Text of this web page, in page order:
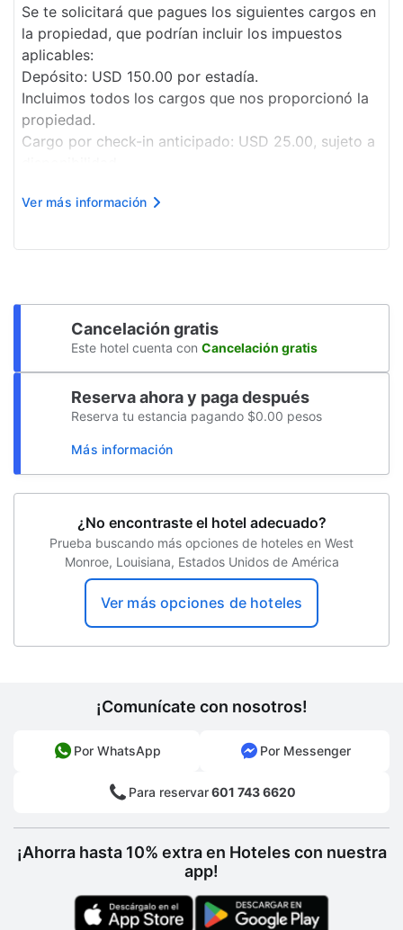
Programa de actividades diario
Propiedad libre de humo
Estacionamiento sin asistencia gratuito
Solárium
Ruta de viaje accesible para sillas de
Se te solicitará que pagues los siguientes cargos en
la propiedad, que podrían incluir los impuestos
aplicables:
Depósito: USD 150.00 por estadía.
Incluimos todos los cargos que nos proporcionó la
propiedad.
Cargo por check-in anticipado: USD 25.00, sujeto a
sujeto a disponibilidad.
posible que los impuestos no estén in...
Ver más información
Cancelación gratis
Este hotel cuenta con Cancelación gratis
Reserva ahora y paga después
Reserva tu estancia pagando $0.00 pesos
Más información
¿No encontraste el hotel adecuado?
Prueba buscando más opciones de hoteles en West
Monroe, Louisiana, Estados Unidos de América
Ver más opciones de hoteles
¡Comunícate con nosotros!
Por WhatsApp Por Messenger
Para reservar601 743 6620
¡Ahorra hasta 10% extra en Hoteles con nuestra
app!